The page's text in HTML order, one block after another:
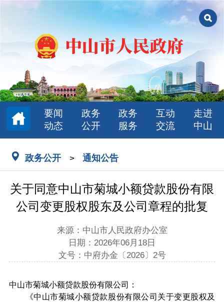
要闻
动态
政务
公开
政务
服务
互动
交流
走进
中山
政务公开 > 通知公告
关于同意中山市菊城小额贷款股份有限
公司变更股权股东及公司章程的批复
来源：中山市人民政府办公室
日期：2026年06月18日
文号：中府办金〔2026〕2号
中山市菊城小额贷款股份有限公司：
《中山市菊城小额贷款股份有限公司关于变更股权及